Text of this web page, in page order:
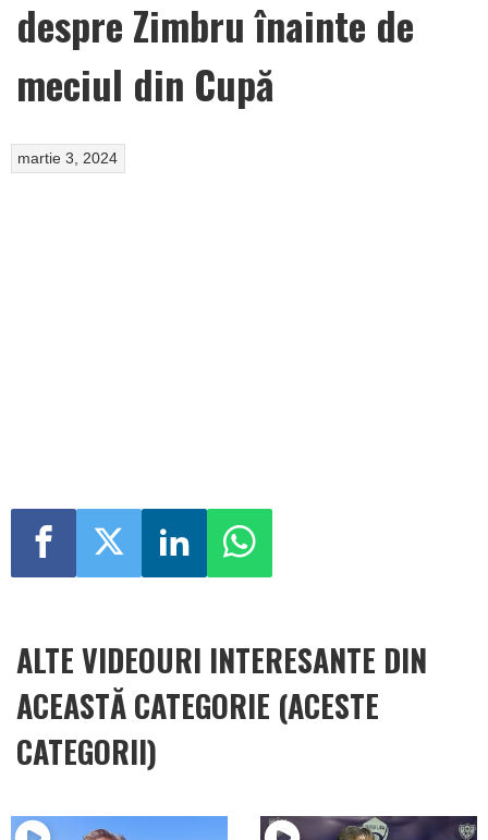
despre Zimbru înainte de
meciul din Cupă
martie 3, 2024
ALTE VIDEOURI INTERESANTE DIN
ACEASTĂ CATEGORIE (ACESTE
CATEGORII)